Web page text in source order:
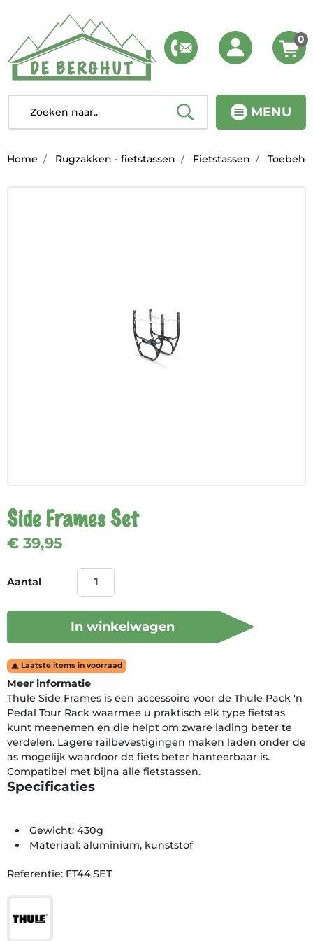
MENU
0
Home Rugzakken - fietstassen Fietstassen
Side Frames Set
€ 39,95
Aantal
In winkelwagen
 Laatste items in voorraad
Meer informatie
Thule Side Frames is een accessoire voor de Thule Pack 'n
Pedal Tour Rack waarmee u praktisch elk type fietstas
kunt meenemen en die helpt om zware lading beter te
verdelen. Lagere railbevestigingen maken laden onder de
as mogelijk waardoor de fiets beter hanteerbaar is.
Compatibel met bijna alle fietstassen.
Specificaties
Gewicht: 430g
Materiaal: aluminium, kunststof
Referentie: FT44.SET